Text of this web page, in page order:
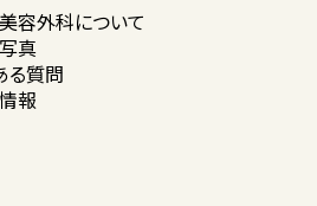
容外科について
真
る質問
報